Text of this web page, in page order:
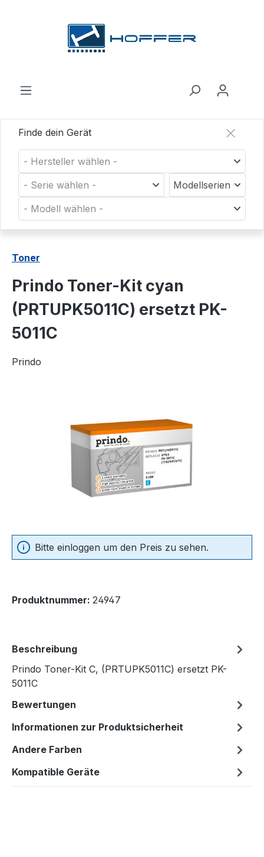
Finde dein Gerät
- Hersteller wählen -
- Serie wählen -
Modellserien
- Modell wählen -
Toner
Prindo Toner-Kit cyan
(PRTUPK5011C) ersetzt PK-
5011C
Prindo
Bitte einloggen um den Preis zu sehen.
Produktnummer: 24947
Beschreibung
Prindo Toner-Kit C, (PRTUPK5011C) ersetzt PK-
5011C
Bewertungen
Informationen zur Produktsicherheit
Andere Farben
Kompatible Geräte